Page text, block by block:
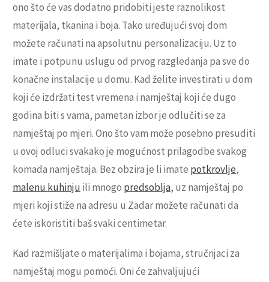
ono što će vas dodatno pridobiti jeste raznolikost
materijala, tkanina i boja. Tako uređujući svoj dom
možete računati na apsolutnu personalizaciju. Uz to
imate i potpunu uslugu od prvog razgledanja pa sve do
konačne instalacije u domu. Kad želite investirati u dom
koji će izdržati test vremena i namještaj koji će dugo
godina biti s vama, pametan izbor je odlučiti se za
namještaj po mjeri. Ono što vam može posebno presuditi
u ovoj odluci svakako je mogućnost prilagodbe svakog
komada namještaja. Bez obzira je li imate potkrovlje,
malenu kuhinju ili mnogo predsoblja, uz namještaj po
mjeri koji stiže na adresu u Zadar možete računati da
ćete iskoristiti baš svaki centimetar.
Kad razmišljate o materijalima i bojama, stručnjaci za
namještaj mogu pomoći. Oni će zahvaljujući